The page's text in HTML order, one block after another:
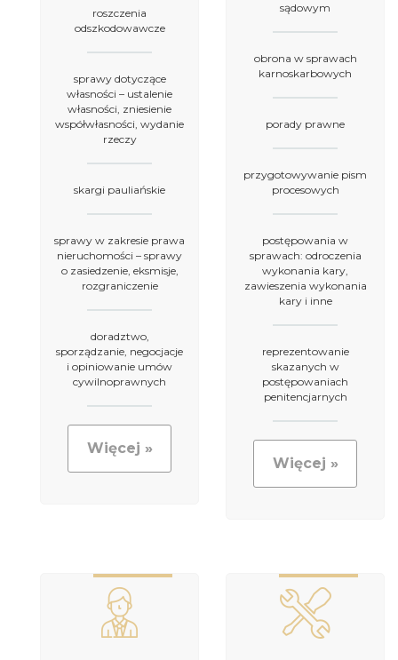
roszczenia
odszkodowawcze
sprawy dotyczące
własności – ustalenie
własności, zniesienie
współwłasności, wydanie
rzeczy
skargi pauliańskie
sprawy w zakresie prawa
nieruchomości – sprawy
o zasiedzenie, eksmisje,
rozgraniczenie
doradztwo,
sporządzanie, negocjacje
i opiniowanie umów
cywilnoprawnych
Więcej »
sądowym
obrona w sprawach
karnoskarbowych
porady prawne
przygotowywanie pism
procesowych
postępowania w
sprawach: odroczenia
wykonania kary,
zawieszenia wykonania
kary i inne
reprezentowanie
skazanych w
postępowaniach
penitencjarnych
Więcej »